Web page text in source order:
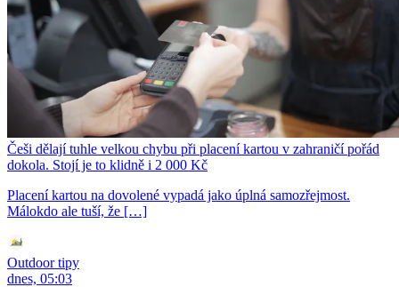
Češi dělají tuhle velkou chybu při placení kartou v zahraničí pořád
dokola. Stojí je to klidně i 2 000 Kč
Placení kartou na dovolené vypadá jako úplná samozřejmost.
Málokdo ale tuší, že […]
Outdoor tipy
dnes, 05:03